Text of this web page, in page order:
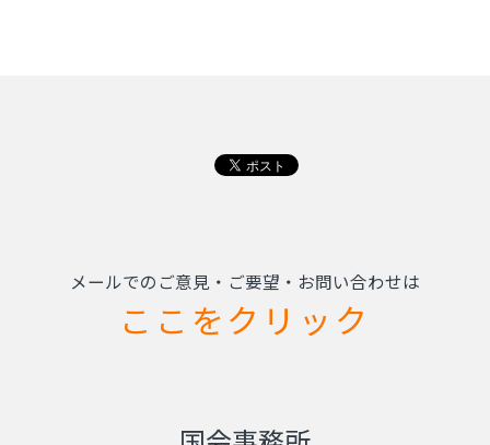
メールでのご意見・ご要望・お問い合わせは
ここをクリック